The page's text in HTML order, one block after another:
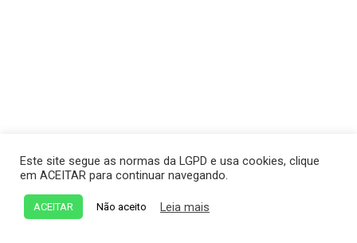
Este site segue as normas da LGPD e usa cookies, clique
em ACEITAR para continuar navegando.
ACEITAR Não aceito Leia mais